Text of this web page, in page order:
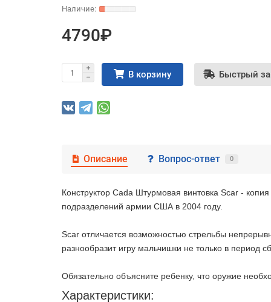
4790₽
В корзину Быстрый
Описание Вопрос-ответ 0
Конструктор Cada Штурмовая винтовка Scar -
подразделений армии США в 2004 году.
Scar отличается возможностью стрельбы
разнообразит игру мальчишки не только в
Обязательно объясните ребенку, что оружие
Характеристики: